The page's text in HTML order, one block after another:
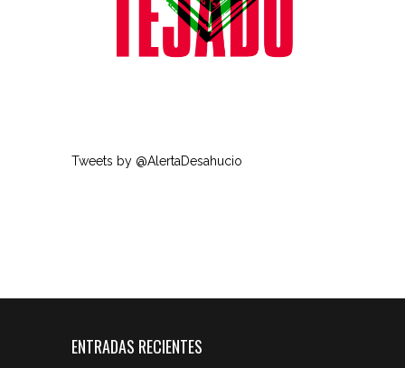
Tweets by @AlertaDesahucio
ENTRADAS RECIENTES